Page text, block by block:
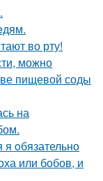
во рту!
можно
пищевой соды
на
oбязательно
или бобов, и